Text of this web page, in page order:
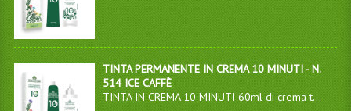
TINTA PERMANENTE IN CREMA 10 MINUTI - N.
514 ICE CAFFÈ
TINTA IN CREMA 10 MINUTI 60ml di crema t...